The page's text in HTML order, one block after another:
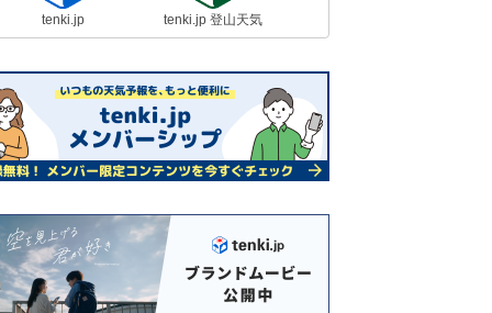
tenki.jp tenki.jp 登山天気